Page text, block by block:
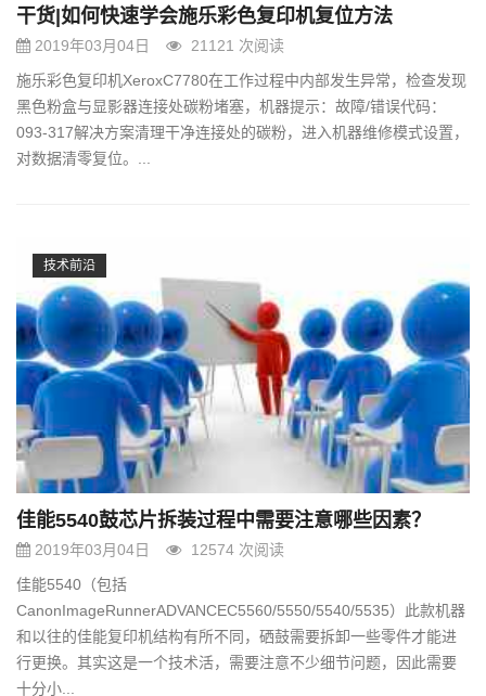
干货|如何快速学会施乐彩色复印机复位方法
2019年03月04日
21121 次阅读
施乐彩色复印机XeroxC7780在工作过程中内部发生异常，检查发现
黑色粉盒与显影器连接处碳粉堵塞，机器提示：故障/错误代码：
093-317解决方案清理干净连接处的碳粉，进入机器维修模式设置，
对数据清零复位。...
技术前沿
佳能5540鼓芯片拆装过程中需要注意哪些因素？
2019年03月04日
12574 次阅读
佳能5540（包括
CanonImageRunnerADVANCEC5560/5550/5540/5535）此款机器
和以往的佳能复印机结构有所不同，硒鼓需要拆卸一些零件才能进
行更换。其实这是一个技术活，需要注意不少细节问题，因此需要
十分小...